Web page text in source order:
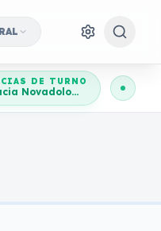
DE TURNO
Farmacia Novadolores